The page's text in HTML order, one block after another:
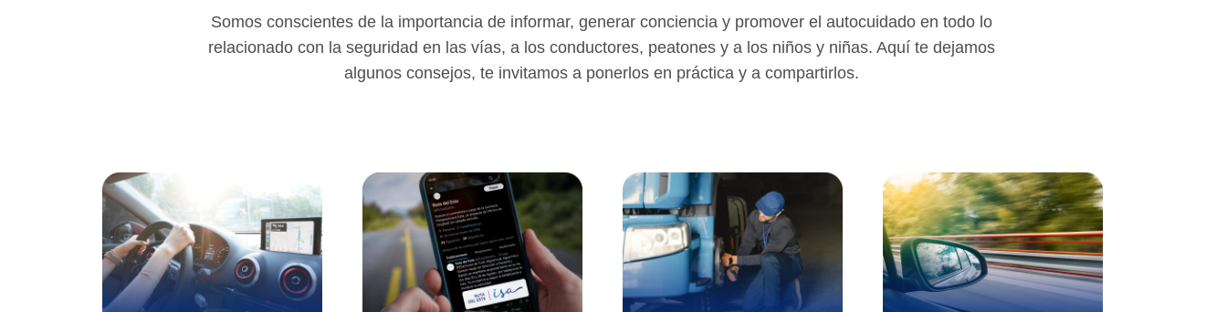
Somos conscientes de la importancia de informar, generar conciencia y promover el autocuidado en todo lo
relacionado con la seguridad en las vías, a los conductores, peatones y a los niños y niñas. Aquí te dejamos
algunos consejos, te invitamos a ponerlos en práctica y a compartirlos.